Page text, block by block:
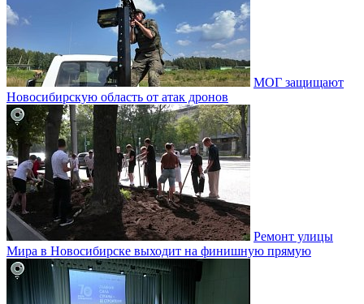
МОГ защищают
Новосибирскую область от атак дронов
Ремонт улицы
Мира в Новосибирске выходит на финишную прямую